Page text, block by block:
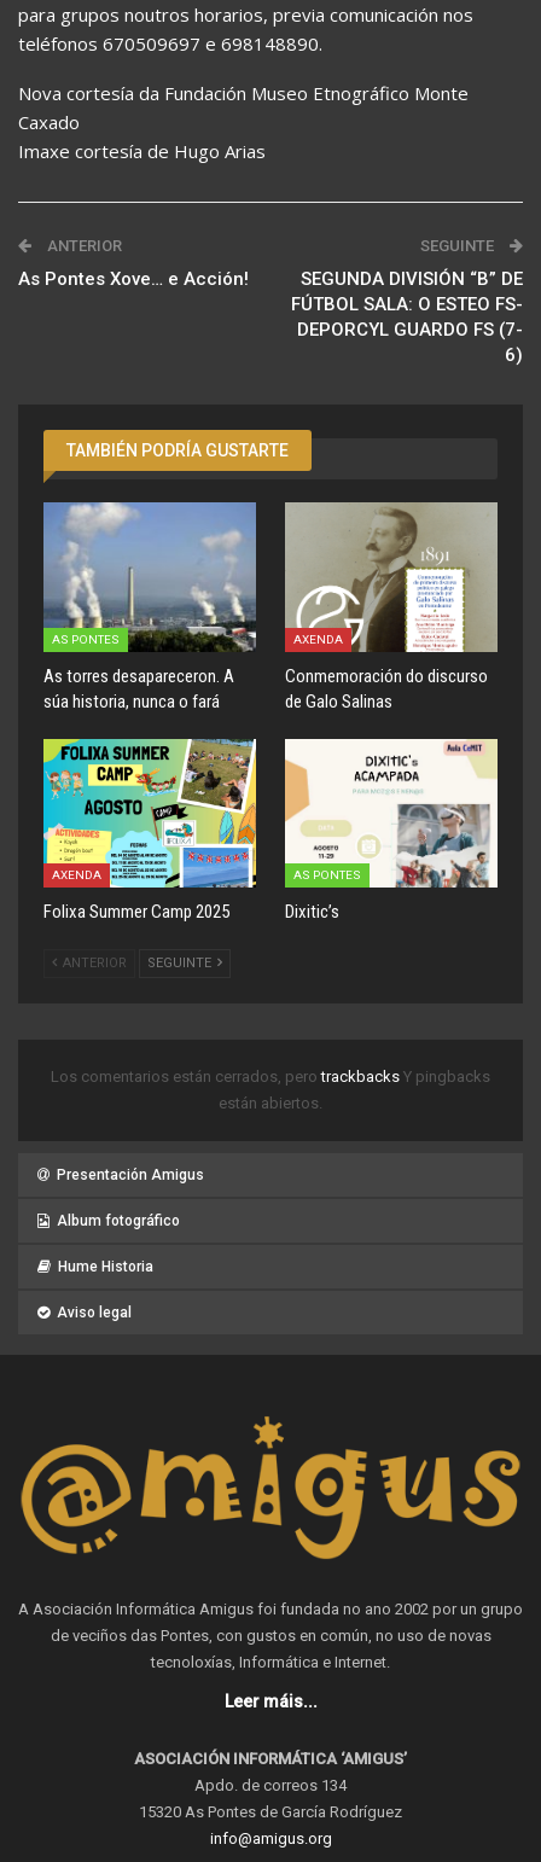
para grupos noutros horarios, previa comunicación nos
teléfonos 670509697 e 698148890.
Nova cortesía da Fundación Museo Etnográfico Monte
Caxado
Imaxe cortesía de Hugo Arias
ANTERIOR
As Pontes Xove… e Acción!
SEGUINTE
SEGUNDA DIVISIÓN “B” DE
FÚTBOL SALA: O ESTEO FS-
DEPORCYL GUARDO FS (7-
6)
TAMBIÉN PODRÍA GUSTARTE
AS PONTES
As torres desapareceron. A
súa historia, nunca o fará
AXENDA
Conmemoración do discurso
de Galo Salinas
AXENDA
Folixa Summer Camp 2025
AS PONTES
Dixitic’s
ANTERIOR SEGUINTE
Los comentarios están cerrados, perotrackbacks Y pingbacks
están abiertos.
Presentación Amigus
Album fotográfico
Hume Historia
Aviso legal
A Asociación Informática Amigus foi fundada no ano 2002 por un grupo
de veciños das Pontes, con gustos en común, no uso de novas
tecnoloxías, Informática e Internet.
Leer máis...
ASOCIACIÓN INFORMÁTICA ‘AMIGUS’
Apdo. de correos 134
15320 As Pontes de García Rodríguez
info@amigus.org